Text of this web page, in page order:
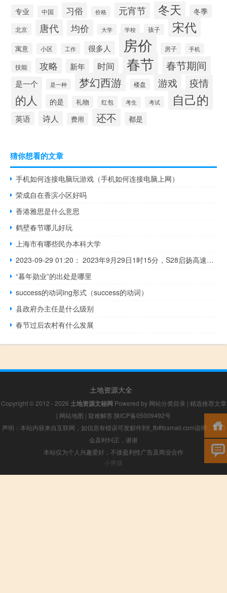
专业 中国 习俗 价格 元宵节 冬天 冬季
北京 唐代 均价 大学 学校 孩子 宋代
寓意 小区 工作 很多人 房价 房子 手机
技能 攻略 新年 时间 春节 春节期间
是一个 是一种 梦幻西游 楼盘 游戏 疫情
的人 的是 礼物 红包 考生 考试 自己的
英语 诗人 费用 还不 都是
猜你想看的文章
手机如何连接电脑玩游戏（手机如何连接电脑上网）
荣成自在香滨小区好吗
香港雅思是什么意思
鹤壁春节哪儿好玩
上海市有哪些民办本科大学
2023-09-29 01:20： 2023年9月29日1时15分，S28启扬高速海启段由于车流量大，由启东往海安方向64K至66K离如东南枢纽2公里附近现场车多缓行。 ​​​
“暮年勋业”的出处是哪里
success的动词ing形式（success的动词）
县政府办主任是什么级别
春节过后农村有什么发展
土地资源大全
Copyright © 2012 - 2026 土地资源文秘网 Powered by 网站分类目录 | 精选推荐文章
| 网站地图 | 疑难解答 陕ICP备05009492号
声明：本站内容来自互联网，如信息有错误可发邮件到f_fb#foxmail.com说明，我们
会及时纠正，谢谢
本站仅为个人兴趣爱好，不接盈利性广告及商业合作
小男孩